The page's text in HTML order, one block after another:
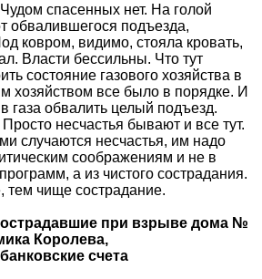
спасенных нет. На голой
обвалившегося подъезда,
ковром, видимо, стояла кровать,
Власти бессильны. Что тут
состояние газового хозяйства в
хозяйством все было в порядке. И
газа обвалить целый подъезд.
несчастья бывают и все тут.
случаются несчастья, им надо
соображениям и не в
а из чистого сострадания.
тем чище сострадание.
при взрыве дома №
Королева,
счета